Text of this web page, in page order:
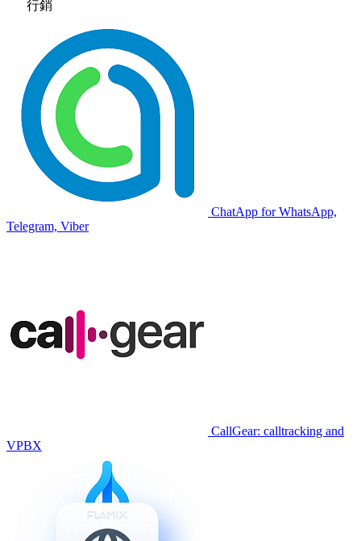
行銷
ChatApp for WhatsApp,
Telegram, Viber
CallGear: calltracking and
VPBX